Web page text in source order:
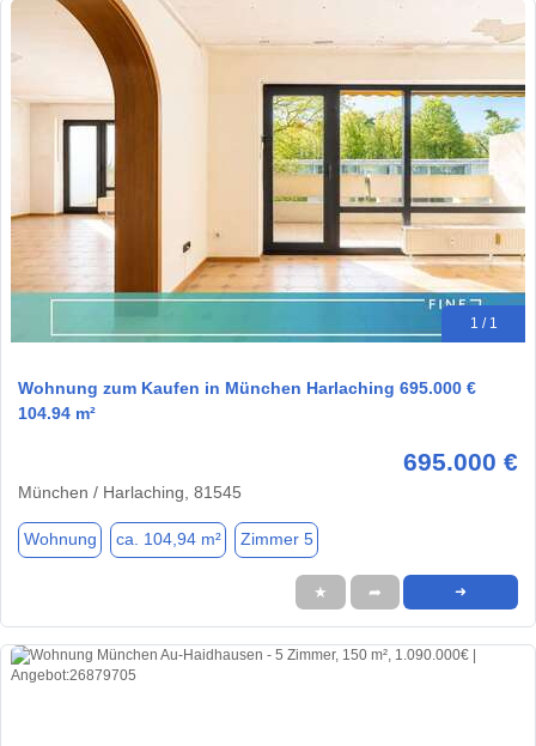
1 / 1
Wohnung zum Kaufen in München Harlaching 695.000 €
104.94 m²
695.000 €
München / Harlaching, 81545
Wohnung ca. 104,94 m² Zimmer 5
★ ➦ ➜